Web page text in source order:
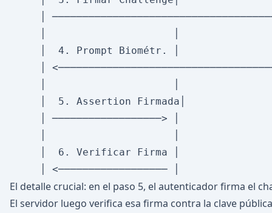
│
│  4. Prompt Biométr. │
│
│  5. Assertion Firmada│
│ ──────────────────> │
│  6. Verificar Firma │
El detalle crucial: en el paso 5, el autenticador firma el
El servidor luego verifica esa firma contra la clave